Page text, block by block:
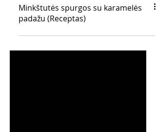
Minkštutės spurgos su karamelės
padažu (Receptas)